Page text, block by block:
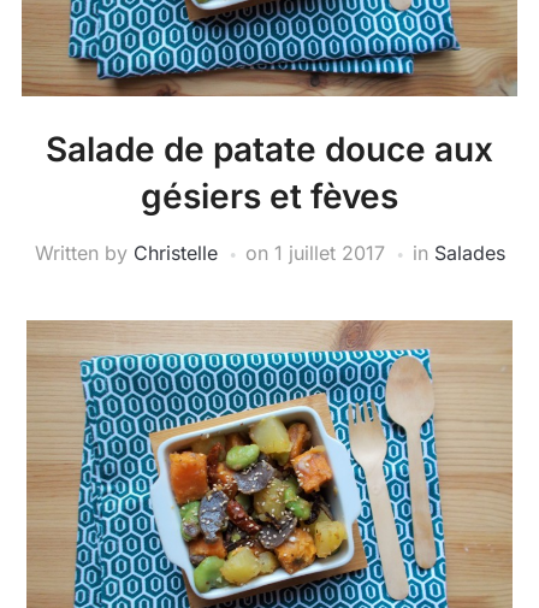
Salade de patate douce aux
gésiers et fèves
Written by Christelle on 1 juillet 2017 in Salades